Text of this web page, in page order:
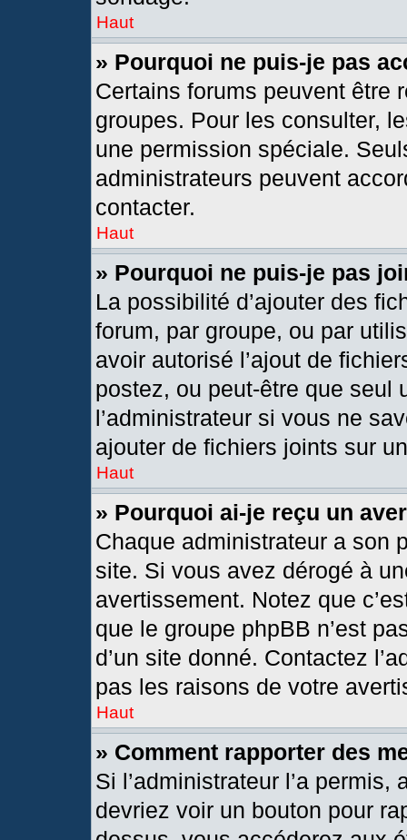
Haut
» Pourquoi ne puis-je pas
Certains forums peuvent être
groupes. Pour les consulter,
une permission spéciale.
administrateurs peuvent
contacter.
Haut
» Pourquoi ne puis-je pas
La possibilité d’ajouter des
forum, par groupe, ou par
avoir autorisé l’ajout de
postez, ou peut-être que seul
l’administrateur si vous ne
ajouter de fichiers joints sur
Haut
» Pourquoi ai-je reçu un
Chaque administrateur a son
site. Si vous avez dérogé à
avertissement. Notez que
que le groupe phpBB n’est
d’un site donné. Contactez
pas les raisons de votre
Haut
» Comment rapporter des
Si l’administrateur l’a
devriez voir un bouton pour